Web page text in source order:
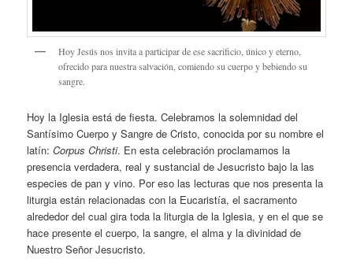
Hoy Jesús nos invita a participar de ese sacrificio, único y eterno,
ofrecido para nuestra salvación, comiendo su cuerpo y bebiendo su
sangre.
Hoy la Iglesia está de fiesta. Celebramos la solemnidad del
Santísimo Cuerpo y Sangre de Cristo, conocida por su nombre el
latín:Corpus Christi. En esta celebración proclamamos la
presencia verdadera, real y sustancial de Jesucristo bajo la las
especies de pan y vino. Por eso las lecturas que nos presenta la
liturgia están relacionadas con la Eucaristía, el sacramento
alrededor del cual gira toda la liturgia de la Iglesia, y en el que se
hace presente el cuerpo, la sangre, el alma y la divinidad de
Nuestro Señor Jesucristo.